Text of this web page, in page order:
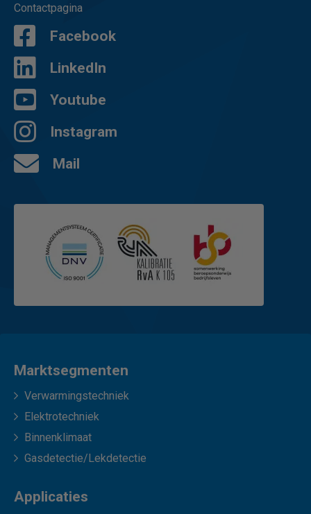
Contactpagina
Facebook
LinkedIn
Youtube
Instagram
Mail
Marktsegmenten
Verwarmingstechniek
Elektrotechniek
Binnenklimaat
Gasdetectie/Lekdetectie
Applicaties